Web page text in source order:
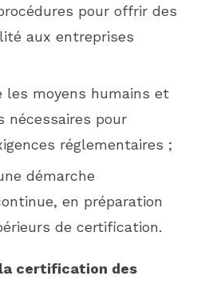
pour offrir des
aux entreprises
les moyens humains et
nécessaires pour
réglementaires ;
démarche
en préparation
de certification.
certification des